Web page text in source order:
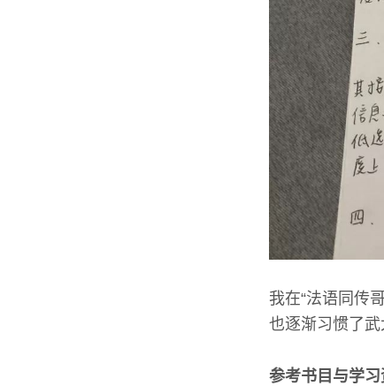
我在“法语同传
也逐渐习惯了武
参考书目与学习